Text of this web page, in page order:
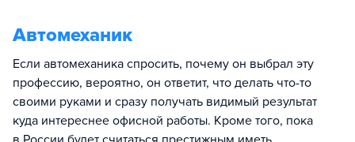
Автомеханик
Если автомеханика спросить, почему он выбрал эту
профессию, вероятно, он ответит, что делать что-то
своими руками и сразу получать видимый результат
куда интереснее офисной работы. Кроме того, пока